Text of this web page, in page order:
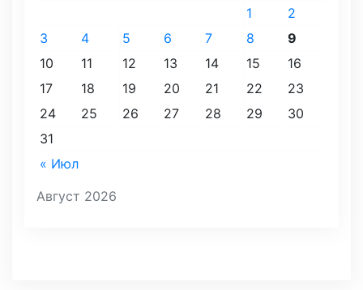
Август 2026
« Июл
1
2
3
4 5 6 7 8
9
10
11 12 13 14 15
16
17
18 19 20 21 22
23
24
25 26 27 28 29
30
31